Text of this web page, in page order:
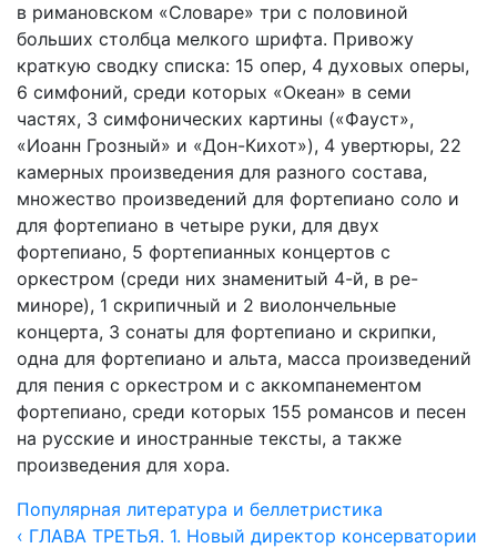
в римановском «Словаре» три с половиной
больших столбца мелкого шрифта. Привожу
краткую сводку списка: 15 опер, 4 духовых оперы,
6 симфоний, среди которых «Океан» в семи
частях, 3 симфонических картины («Фауст»,
«Иоанн Грозный» и «Дон-Кихот»), 4 увертюры, 22
камерных произведения для разного состава,
множество произведений для фортепиано соло и
для фортепиано в четыре руки, для двух
фортепиано, 5 фортепианных концертов с
оркестром (среди них знаменитый 4-й, в ре-
миноре), 1 скрипичный и 2 виолончельные
концерта, 3 сонаты для фортепиано и скрипки,
одна для фортепиано и альта, масса произведений
для пения с оркестром и с аккомпанементом
фортепиано, среди которых 155 романсов и песен
на русские и иностранные тексты, а также
произведения для хора.
Популярная литература и беллетристика
‹ ГЛАВА ТРЕТЬЯ. 1. Новый директор консерватории